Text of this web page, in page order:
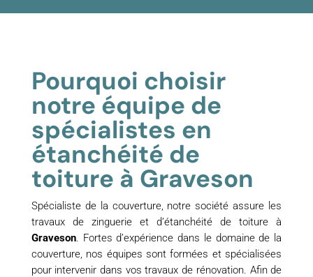
Pourquoi choisir
notre équipe de
spécialistes en
étanchéité de
toiture à Graveson
Spécialiste de la couverture, notre société assure les
travaux de zinguerie et d’étanchéité de toiture à
Graveson. Fortes d’expérience dans le domaine de la
couverture, nos équipes sont formées et spécialisées
pour intervenir dans vos travaux de rénovation. Afin de